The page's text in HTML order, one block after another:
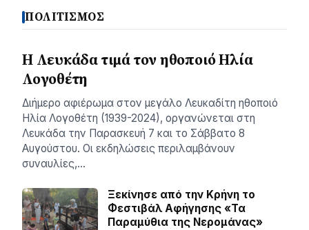
ΠΟΛΙΤΙΣΜΟΣ
Η Λευκάδα τιμά τον ηθοποιό Ηλία
Λογοθέτη
Διήμερο αφιέρωμα στον μεγάλο Λευκαδίτη ηθοποιό
Ηλία Λογοθέτη (1939-2024), οργανώνεται στη
Λευκάδα την Παρασκευή 7 και το Σάββατο 8
Αυγούστου. Οι εκδηλώσεις περιλαμβάνουν
συναυλίες,…
Ξεκίνησε από την Κρήνη το
Φεστιβάλ Αφήγησης «Τα
Παραμύθια της Νερομάνας»